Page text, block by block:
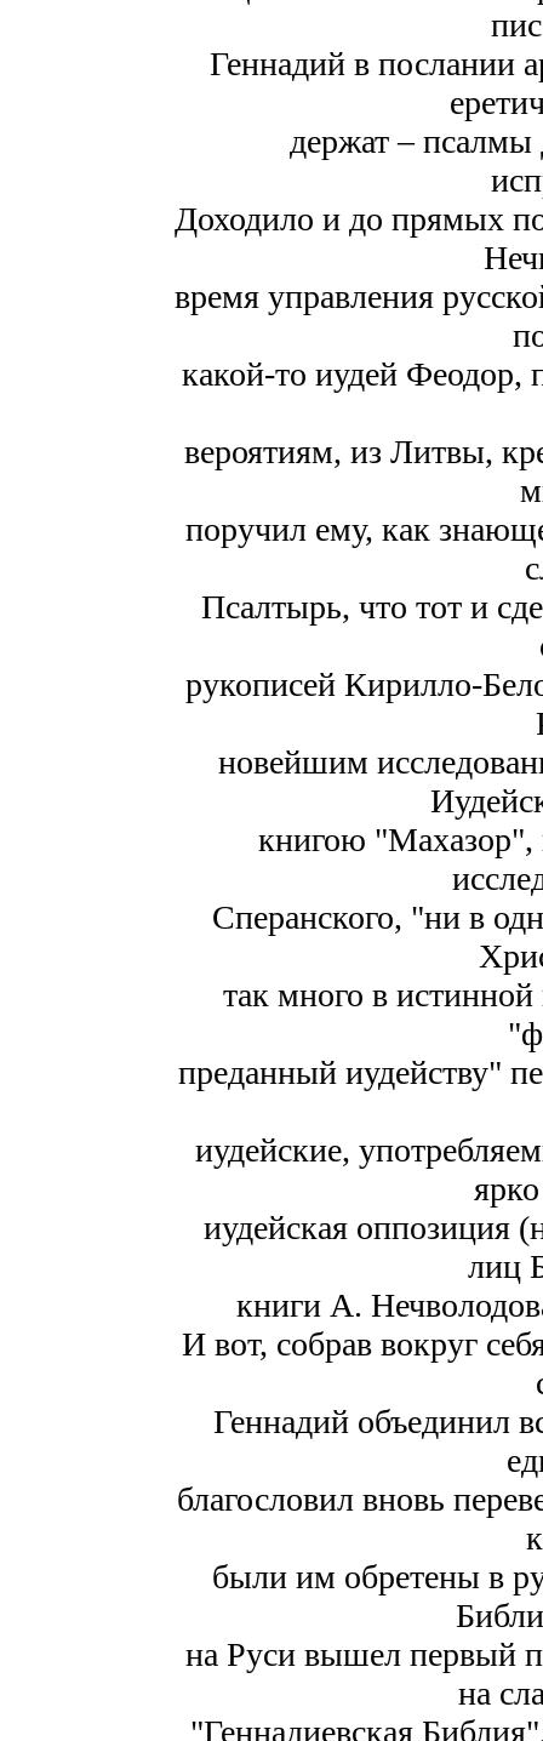
Геннадий в послании
держат – псалмы
Доходило и до прямых
время управления
какой-то иудей Феодор,
вероятиям, из Литвы,
поручил ему, как
Псалтырь, что тот и
рукописей Кирилло-
новейшим
книгою "Махазор",
Сперанского, "ни в
так много в
преданный иудейству"
иудейские,
иудейская оппозиция
лиц
книги А.
И вот, собрав вокруг
Геннадий объединил
благословил вновь
были им обретены в
на Руси вышел первый
на
"Геннадиевская